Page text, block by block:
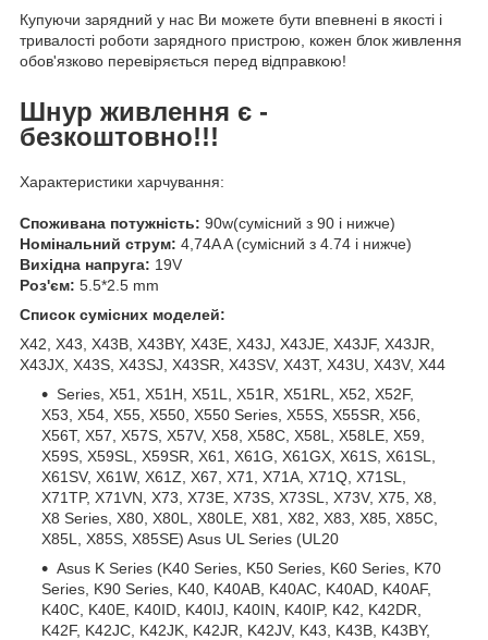
Купуючи зарядний у нас Ви можете бути впевнені в якості і
тривалості роботи зарядного пристрою, кожен блок живлення
обов'язково перевіряється перед відправкою!
Шнур живлення є -
безкоштовно!!!
Характеристики харчування:
Споживана потужність: 90w(сумісний з 90 і нижче)
Номінальний струм: 4,74A A (сумісний з 4.74 і нижче)
Вихідна напруга: 19V
Роз'єм: 5.5*2.5 mm
Список сумісних моделей:
X42, X43, X43B, X43BY, X43E, X43J, X43JE, X43JF, X43JR,
X43JX, X43S, X43SJ, X43SR, X43SV, X43T, X43U, X43V, X44
Series, X51, X51H, X51L, X51R, X51RL, X52, X52F,
X53, X54, X55, X550, X550 Series, X55S, X55SR, X56,
X56T, X57, X57S, X57V, X58, X58C, X58L, X58LE, X59,
X59S, X59SL, X59SR, X61, X61G, X61GX, X61S, X61SL,
X61SV, X61W, X61Z, X67, X71, X71A, X71Q, X71SL,
X71TP, X71VN, X73, X73E, X73S, X73SL, X73V, X75, X8,
X8 Series, X80, X80L, X80LE, X81, X82, X83, X85, X85C,
X85L, X85S, X85SE) Asus UL Series (UL20
Asus K Series (K40 Series, K50 Series, K60 Series, K70
Series, K90 Series, K40, K40AB, K40AC, K40AD, K40AF,
K40C, K40E, K40ID, K40IJ, K40IN, K40IP, K42, K42DR,
K42F, K42JC, K42JK, K42JR, K42JV, K43, K43B, K43BY,